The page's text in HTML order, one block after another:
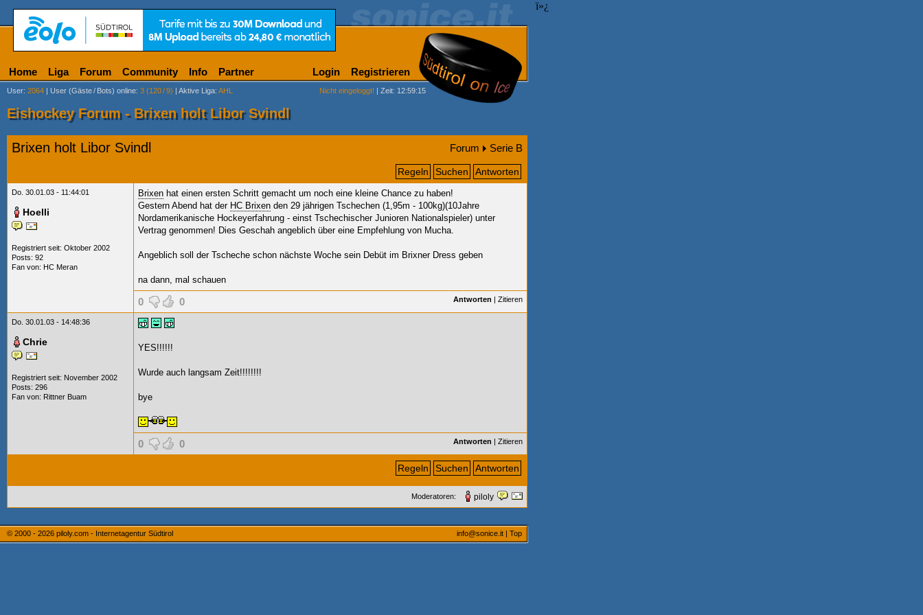
ï»¿
Home Liga Forum Community Info Partner Login Registrieren
User: 2064 | User (Gäste/ Bots) online: 3 (120/9) | Aktive Liga: AHL Nicht eingeloggt! | Zeit: 12:59:15
Eishockey Forum - Brixen holt Libor Svindl
Brixen holt Libor Svindl Forum Serie B
Regeln Suchen Antworten
Do. 30.01.03 - 11:44:01
Hoelli
Registriert seit: Oktober 2002
Posts: 92
Fan von: HC Meran
Brixen hat einen ersten Schritt gemacht um noch eine kleine Chance zu haben!
Gestern Abend hat der HC Brixen den 29 jährigen Tschechen (1,95m - 100kg)(10Jahre
Nordamerikanische Hockeyerfahrung - einst Tschechischer Junioren Nationalspieler) unter
Vertrag genommen! Dies Geschah angeblich über eine Empfehlung von Mucha.
Angeblich soll der Tscheche schon nächste Woche sein Debüt im Brixner Dress geben
na dann, mal schauen
0 0 Antworten | Zitieren
Do. 30.01.03 - 14:48:36
Chrie
Registriert seit: November 2002
Posts: 296
Fan von: Rittner Buam
YES!!!!!!
Wurde auch langsam Zeit!!!!!!!!
bye
0 0 Antworten | Zitieren
Regeln Suchen Antworten
Moderatoren: piloly
© 2000 - 2026 piloly.com - Internetagentur Südtirol info@sonice.it | Top